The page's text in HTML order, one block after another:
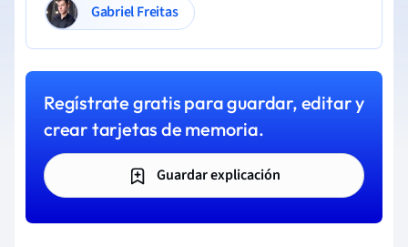
Gabriel Freitas
Regístrate gratis para guardar, editar y
crear tarjetas de memoria.
Guardar explicación